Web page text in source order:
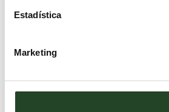
Estadística
Marketing